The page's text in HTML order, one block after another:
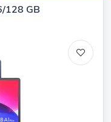
128 GB